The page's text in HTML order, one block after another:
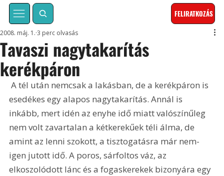
FELIRATKOZÁS
Tavaszi nagytakarítás
kerékpáron
2008. máj. 1. 3 perc olvasás
A tél után nemcsak a lakásban, de a kerékpáron is
esedékes egy alapos nagytakarítás. Annál is
inkább, mert idén az enyhe idő miatt valószínűleg
nem volt zavartalan a kétkerekűek téli álma, de
amint az lenni szokott, a tisztogatásra már nem-
igen jutott idő. A poros, sárfoltos váz, az
elkoszolódott lánc és a fogaskerekek bizonyára egy